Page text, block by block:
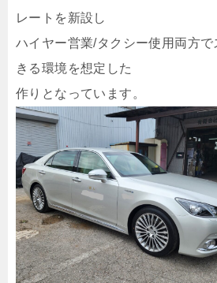
レートを新設し
ハイヤー営業/タクシー使用両方
きる環境を想定した
作りとなっています。